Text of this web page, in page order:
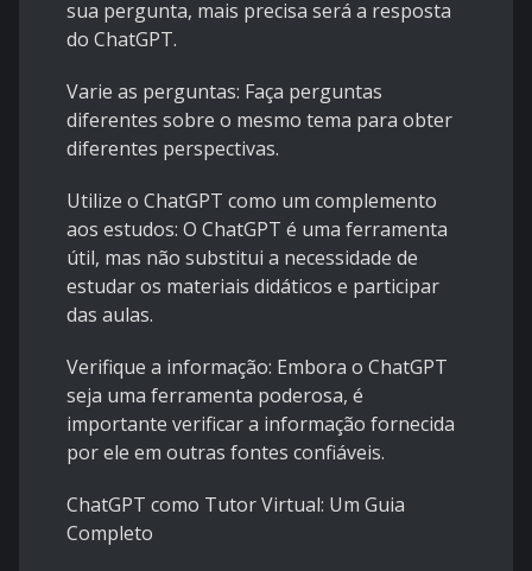
sua pergunta, mais precisa será a resposta
do ChatGPT.
Varie as perguntas: Faça perguntas
diferentes sobre o mesmo tema para obter
diferentes perspectivas.
Utilize o ChatGPT como um complemento
aos estudos: O ChatGPT é uma ferramenta
útil, mas não substitui a necessidade de
estudar os materiais didáticos e participar
das aulas.
Verifique a informação: Embora o ChatGPT
seja uma ferramenta poderosa, é
importante verificar a informação fornecida
por ele em outras fontes confiáveis.
ChatGPT como Tutor Virtual: Um Guia
Completo